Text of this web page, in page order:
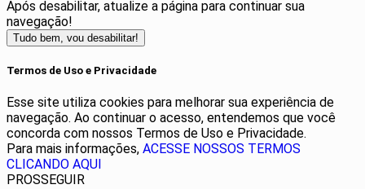
Após desabilitar, atualize a página para continuar sua
navegação!
Tudo bem, vou desabilitar!
Termos de Uso e Privacidade
Esse site utiliza cookies para melhorar sua experiência de
navegação. Ao continuar o acesso, entendemos que você
concorda com nossos Termos de Uso e Privacidade.
Para mais informações, ACESSE NOSSOS TERMOS
CLICANDO AQUI
PROSSEGUIR